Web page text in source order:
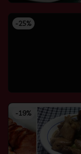
-25%
-19%